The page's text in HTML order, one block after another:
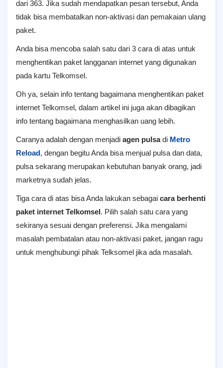
dari 363. Jika sudah mendapatkan pesan tersebut, Anda
tidak bisa membatalkan non-aktivasi dan pemakaian ulang
paket.
Anda bisa mencoba salah satu dari 3 cara di atas untuk
menghentikan paket langganan internet yang digunakan
pada kartu Telkomsel.
Oh ya, selain info tentang bagaimana menghentikan paket
internet Telkomsel, dalam artikel ini juga akan dibagikan
info tentang bagaimana menghasilkan uang lebih.
Caranya adalah dengan menjadi agen pulsadi Metro
Reload, dengan begitu Anda bisa menjual pulsa dan data,
pulsa sekarang merupakan kebutuhan banyak orang, jadi
marketnya sudah jelas.
Tiga cara di atas bisa Anda lakukan sebagai cara berhenti
paket internet Telkomsel. Pilih salah satu cara yang
sekiranya sesuai dengan preferensi. Jika mengalami
masalah pembatalan atau non-aktivasi paket, jangan ragu
untuk menghubungi pihak Telksomel jika ada masalah.